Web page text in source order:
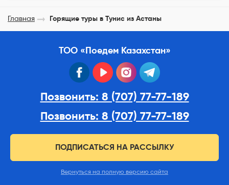
Главная Горящие туры в Тунис из Астаны
ТОО «Поедем Казахстан»
facebook youtube instagram
Позвонить: 8 (707) 77-77-189
Позвонить: 8 (707) 77-77-189
ПОДПИСАТЬСЯ НА РАССЫЛКУ
Вернуться на полную версию сайта